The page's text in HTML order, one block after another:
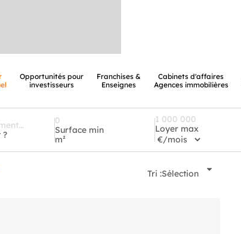
Opportunités pour
investisseurs
Franchises &
Enseignes
Cabinets d'affaires
Agences immobilières
?
Surface min
m²
Loyer max
Tri :Sélection